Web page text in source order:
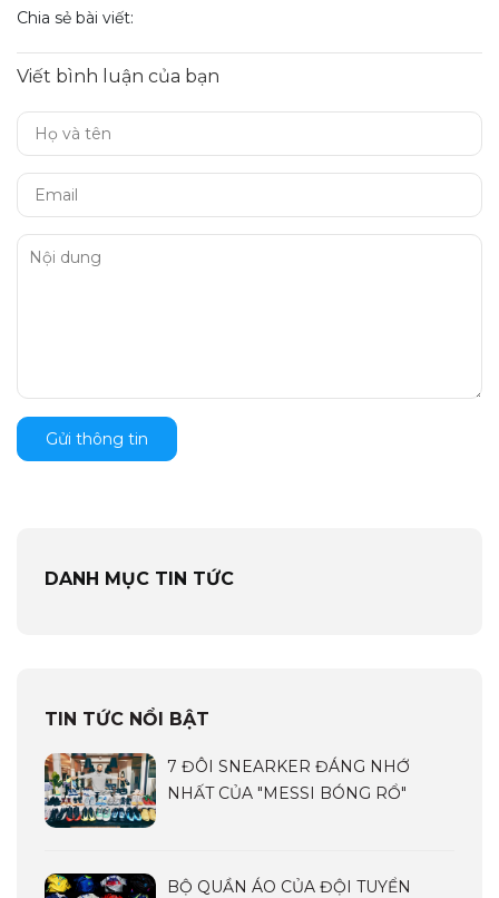
Chia sẻ bài viết:
Viết bình luận của bạn
Gửi thông tin
DANH MỤC TIN TỨC
TIN TỨC NỔI BẬT
7 ĐÔI SNEARKER ĐÁNG NHỚ
NHẤT CỦA "MESSI BÓNG RỔ"
BỘ QUẦN ÁO CỦA ĐỘI TUYỂN